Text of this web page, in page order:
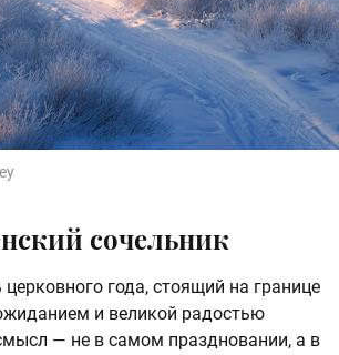
сочельник
года, стоящий на границе
и великой радостью
— не в самом праздновании, а в